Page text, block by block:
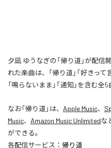
夕凪 ゆうなぎの「帰り道」が配
れた楽曲は、「帰り道」「好きって
「鳴らないまま」「通知」を含む全
なお「帰り道」は、 Apple Music、
Music、 Amazon Music Unlimitedな
ができる。
各配信サービス： 帰り道